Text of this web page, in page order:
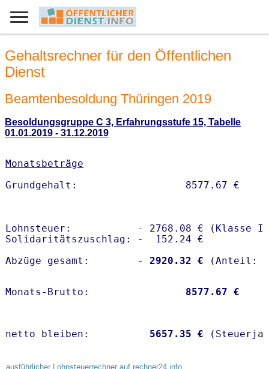
Gehaltsrechner für den Öffentlichen
Dienst
Beamtenbesoldung Thüringen 2019
Besoldungsgruppe C 3, Erfahrungsstufe 15, Tabelle
01.01.2019 - 31.12.2019
Monatsbeträge
Lohnsteuer:           - 2768.08 € (Klasse I)
Solidaritätszuschlag: -  152.24 €
Abzüge gesamt:        -
2920.32 €
Monats-Brutto: 8577.67 €
netto bleiben: 5657.35 €
ausführlicher Lohnsteuerrechner auf rechner24.info